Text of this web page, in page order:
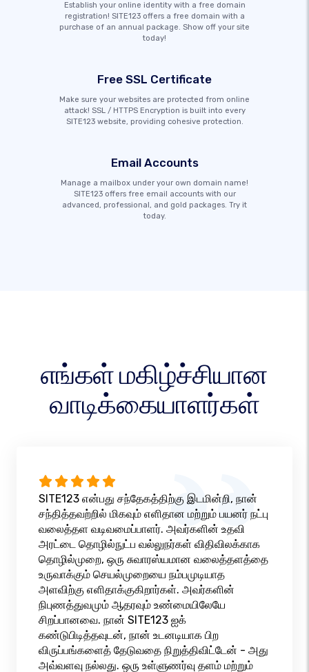
Establish your online identity with a free domain
registration! SITE123 offers a free domain with a
purchase of an annual package. Show off your site
today!
Free SSL Certificate
Make sure your websites are protected from online
attack! SSL / HTTPS Encryption is built into every
SITE123 website, providing cohesive protection.
Email Accounts
Manage a mailbox under your own domain name!
SITE123 offers free email accounts with our
advanced, professional, and gold packages. Try it
today.
எங்கள் மகிழ்ச்சியான
வாடிக்கையாளர்கள்
SITE123 என்பது சந்தேகத்திற்கு இடமின்றி, நான்
சந்தித்தவற்றில் மிகவும் எளிதான மற்றும் பயனர் நட்பு
வலைத்தள வடிவமைப்பாளர். அவர்களின் உதவி
அரட்டை தொழில்நுட்ப வல்லுநர்கள் விதிவிலக்காக
தொழில்முறை, ஒரு சுவாரஸ்யமான வலைத்தளத்தை
உருவாக்கும் செயல்முறையை நம்பமுடியாத
அளவிற்கு எளிதாக்குகிறார்கள். அவர்களின்
நிபுணத்துவமும் ஆதரவும் உண்மையிலேயே
சிறப்பானவை. நான் SITE123 ஐக்
கண்டுபிடித்தவுடன், நான் உடனடியாக பிற
விருப்பங்களைத் தேடுவதை நிறுத்திவிட்டேன் - அது
அவ்வளவு நல்லது. ஒரு உள்ளுணர்வு தளம் மற்றும்